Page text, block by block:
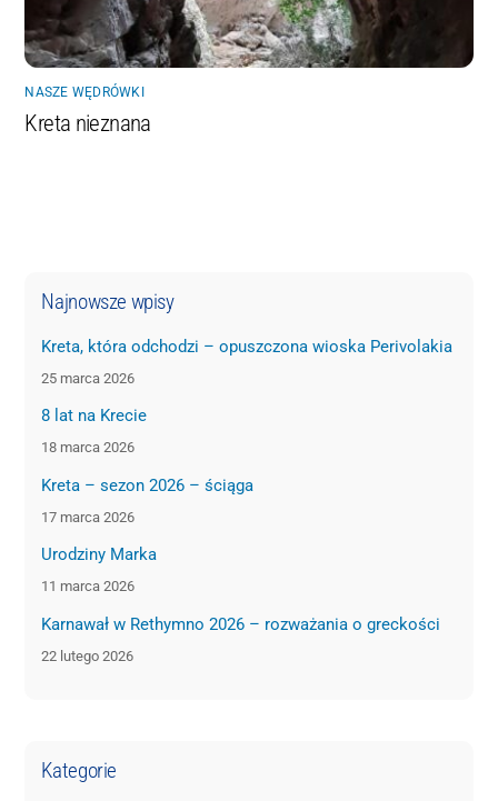
NASZE WĘDRÓWKI
Kreta nieznana
Najnowsze wpisy
Kreta, która odchodzi – opuszczona wioska Perivolakia
25 marca 2026
8 lat na Krecie
18 marca 2026
Kreta – sezon 2026 – ściąga
17 marca 2026
Urodziny Marka
11 marca 2026
Karnawał w Rethymno 2026 – rozważania o greckości
22 lutego 2026
Kategorie